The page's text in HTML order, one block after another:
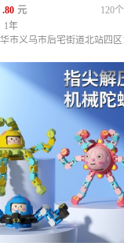
.80 元
120
1年